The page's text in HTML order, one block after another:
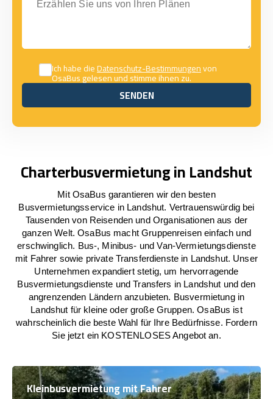
Ich habe dieDatenschutz-Bestimmungenvon
OsaBus gelesen und stimme ihnen zu.
SENDEN
SENDEN
Charterbusvermietung in Landshut
Mit OsaBus garantieren wir den besten
Busvermietungsservice in Landshut. Vertrauenswürdig bei
Tausenden von Reisenden und Organisationen aus der
ganzen Welt. OsaBus macht Gruppenreisen einfach und
erschwinglich. Bus-, Minibus- und Van-Vermietungsdienste
mit Fahrer sowie private Transferdienste in Landshut. Unser
Unternehmen expandiert stetig, um hervorragende
Busvermietungsdienste und Transfers in Landshut und den
angrenzenden Ländern anzubieten. Busvermietung in
Landshut für kleine oder große Gruppen. OsaBus ist
wahrscheinlich die beste Wahl für Ihre Bedürfnisse. Fordern
Sie jetzt ein KOSTENLOSES Angebot an.
Kleinbusvermietung mit Fahrer